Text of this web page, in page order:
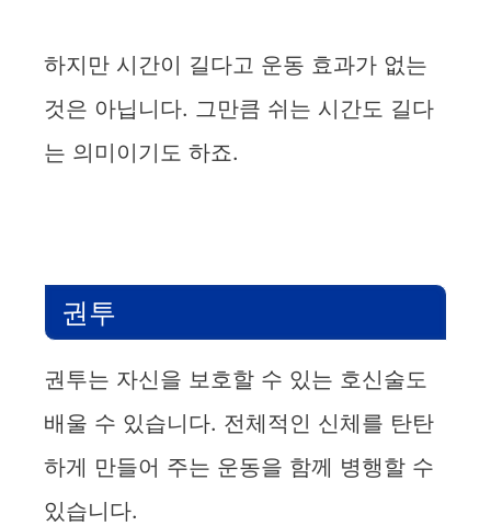
하지만 시간이 길다고 운동 효과가 없는
것은 아닙니다. 그만큼 쉬는 시간도 길다
는 의미이기도 하죠.
권투
권투는 자신을 보호할 수 있는 호신술도
배울 수 있습니다. 전체적인 신체를 탄탄
하게 만들어 주는 운동을 함께 병행할 수
있습니다.